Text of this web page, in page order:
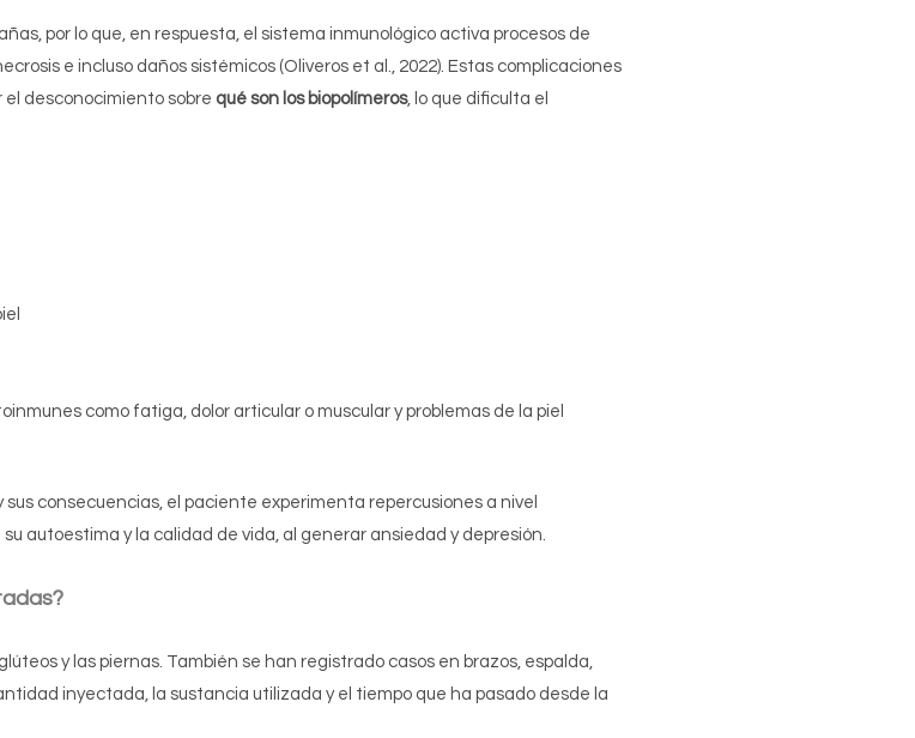
por lo que, en respuesta, el sistema inmunológico activa procesos de
e incluso daños sistémicos (Oliveros et al., 2022). Estas complicaciones
el desconocimiento sobre qué son los biopolímeros, lo que dificulta el
como fatiga, dolor articular o muscular y problemas de la piel
sus consecuencias, el paciente experimenta repercusiones a nivel
autoestima y la calidad de vida, al generar ansiedad y depresión.
y las piernas. También se han registrado casos en brazos, espalda,
inyectada, la sustancia utilizada y el tiempo que ha pasado desde la